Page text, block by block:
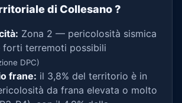
di Collesano?
Zona 2 — pericolosità sismica
terremoti possibili
DPC)
frane: il 3,8% del territorio è in
da frana elevata o molto